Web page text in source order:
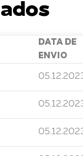
DATA DE
ENVIO